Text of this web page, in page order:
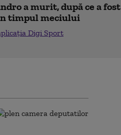
a murit, după ce a fost
timpul meciului
Digi Sport